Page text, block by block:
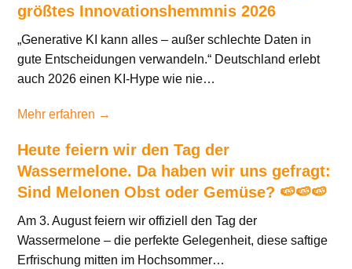
größtes Innovationshemmnis 2026
„Generative KI kann alles – außer schlechte Daten in
gute Entscheidungen verwandeln.“ Deutschland erlebt
auch 2026 einen KI-Hype wie nie…
Mehr erfahren →
Heute feiern wir den Tag der
Wassermelone. Da haben wir uns gefragt:
Sind Melonen Obst oder Gemüse? 🍉🍉🍉
Am 3. August feiern wir offiziell den Tag der
Wassermelone – die perfekte Gelegenheit, diese saftige
Erfrischung mitten im Hochsommer…